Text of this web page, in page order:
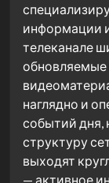
информации
телеканале
обновляемые
наглядно и
событий дня,
структуру
выходят
— активное